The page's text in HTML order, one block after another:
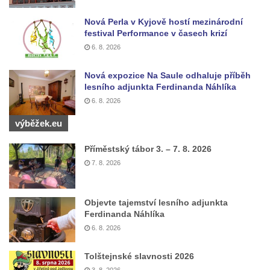
Kenotaf Franze Ruseho na hřbitově v
Teplicích nad Metují
v Teplicích nad Metují
Hrob Waltera Hilleho na hřbitově ve Vlčí
Hoře
Benešově nad Ploučnicí
Kenotaf Augusta Michela na hřbitově v
Benešově nad Ploučnicí
Hrob Šumových na hřbitově v Benešově
nad Ploučnicí
Hrob Theodora Sommera na hřbitově v
Benešově nad Ploučnicí
Nová Perla v Kyjově hostí mezinárodní
festival Performance v časech krizí
6. 8. 2026
Nová expozice Na Saule odhaluje příběh
lesního adjunkta Ferdinanda Náhlíka
6. 8. 2026
výběžek.eu
Příměstský tábor 3. – 7. 8. 2026
7. 8. 2026
Objevte tajemství lesního adjunkta
Ferdinanda Náhlíka
6. 8. 2026
Tolštejnské slavnosti 2026